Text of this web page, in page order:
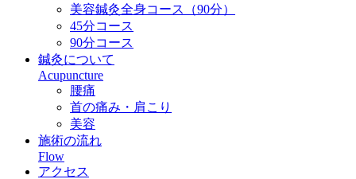
美容鍼灸全身コース（90分）
45分コース
90分コース
鍼灸について
Acupuncture
腰痛
首の痛み・肩こり
美容
施術の流れ
Flow
アクセス